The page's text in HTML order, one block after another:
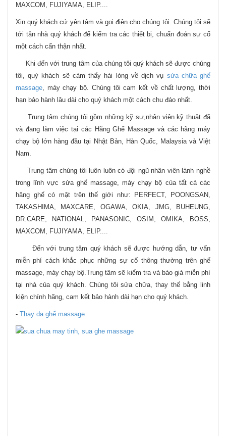
MAXCOM, FUJIYAMA, ELIP....
Xin quý khách cứ yên tâm và gọi điện cho chúng tôi. Chúng tôi sẽ
tới tận nhà quý khách để kiểm tra các thiết bị, chuẩn đoán sự cố
một cách cẩn thận nhất.
Khi đến với trung tâm của chúng tôi quý khách sẽ được chúng
tôi, quý khách sẽ cảm thấy hài lòng về dịch vụ sửa chữa ghế
massage , máy chạy bộ. Chúng tôi cam kết về chất lượng, thời
hạn bảo hành lâu dài cho quý khách một cách chu đáo nhất.
Trung tâm chúng tôi gồm những kỹ sư,nhân viên kỹ thuật đã
và đang làm việc tại các Hãng Ghế Massage và các hãng máy
chạy bộ lớn hàng đầu tại Nhật Bản, Hàn Quốc, Malaysia và Việt
Nam.
Trung tâm chúng tôi luôn luôn có đội ngũ nhân viên lành nghề
trong lĩnh vực sửa ghế massage, máy chạy bộ của tất cả các
hãng ghế có mặt trên thế giới như: PERFECT, POONGSAN,
TAKASHIMA, MAXCARE, OGAWA, OKIA, JMG, BUHEUNG,
DR.CARE, NATIONAL, PANASONIC, OSIM, OMIKA, BOSS,
MAXCOM, FUJIYAMA, ELIP....
Đến với trung tâm quý khách sẽ được hướng dẫn, tư vấn
miễn phí cách khắc phục những sự cố thông thường trên ghế
massage, máy chạy bộ.Trung tâm sẽ kiểm tra và báo giá miễn phí
tại nhà của quý khách. Chúng tôi sửa chữa, thay thế bằng linh
kiện chính hãng, cam kết bảo hành dài hạn cho quý khách.
- Thay da ghế massage